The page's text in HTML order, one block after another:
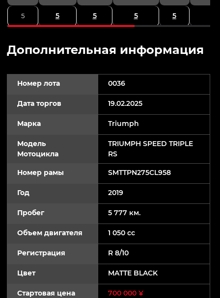
5 5 5 5 5
Дополнительная информация
Номер лота 0036
Дата торгов 19.02.2025
Марка Triumph
Модель
Мотоцикла
TRIUMPH SPEED TRIPLE
RS
Номер рамы SMTTPN275CL958
Год 2019
Пробег 5 777 км.
Объем двигателя 1 050 cc
Регистрация R 8/10
Цвет MATTE BLACK
Стартовая цена 700 000 ¥